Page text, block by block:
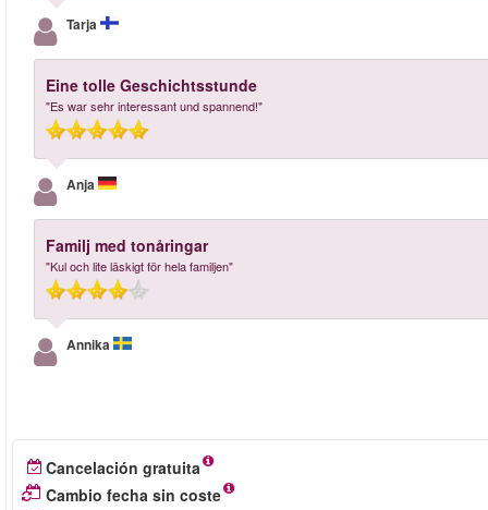
Tarja
Eine tolle Geschichtsstunde
"Es war sehr interessant und spannend!"
Anja
Familj med tonåringar
"Kul och lite läskigt för hela familjen"
Annika
Cancelación gratuita
Cambio fecha sin coste